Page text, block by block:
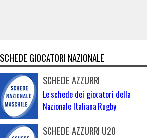
SCHEDE GIOCATORI NAZIONALE
SCHEDE AZZURRI
Le schede dei giocatori della
Nazionale Italiana Rugby
SCHEDE AZZURRI U20